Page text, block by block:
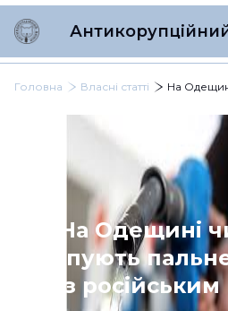
Головна Власні статті
На Одещині
купують
з російським